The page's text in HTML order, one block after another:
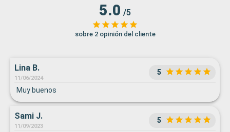
5.0 /5
sobre 2 opinión del cliente
Lina B.
11/06/2024
5
Muy buenos
Sami J.
11/09/2023
5